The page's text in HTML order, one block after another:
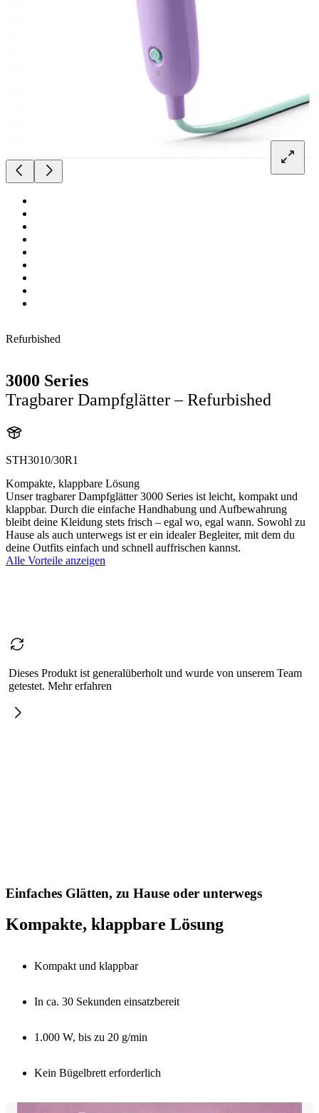
Refurbished
3000 Series
Tragbarer Dampfglätter – Refurbished
STH3010/30R1
Kompakte, klappbare Lösung
Unser tragbarer Dampfglätter 3000 Series ist leicht, kompakt und
klappbar. Durch die einfache Handhabung und Aufbewahrung
bleibt deine Kleidung stets frisch – egal wo, egal wann. Sowohl zu
Hause als auch unterwegs ist er ein idealer Begleiter, mit dem du
deine Outfits einfach und schnell auffrischen kannst.
Alle Vorteile anzeigen
Dieses Produkt ist generalüberholt und wurde von unserem Team
getestet. Mehr erfahren
Einfaches Glätten, zu Hause oder unterwegs
Kompakte, klappbare Lösung
Kompakt und klappbar
In ca. 30 Sekunden einsatzbereit
1.000 W, bis zu 20 g/min
Kein Bügelbrett erforderlich